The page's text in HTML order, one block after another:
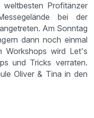
weltbesten Profitänzer
bei der
Am Sonntag
dann noch einmal
Workshops wird Let's
und Tricks verraten.
Oliver & Tina in den